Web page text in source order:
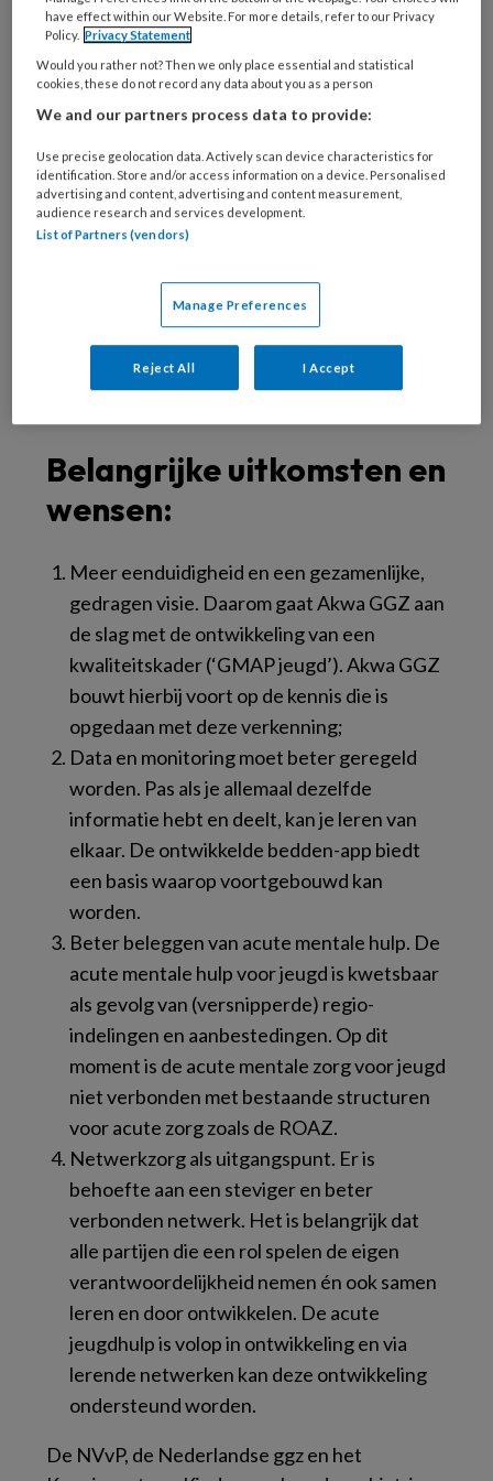
rondom het kind en het gezin, dat is het
Aanbevelingen
Het rapport schetst een kwalitatief beeld van
ervaringen van professionals en
ervaringsdeskundigen over de acute mentale
de jeugd als een professioneel en veerkrachtig
veld, volop in ontwikkeling. Wat het meest
opvalt is het versnipperde veld, waarin regels,
organisatie en financiering per regio en zelfs
Belangrijke uitkomsten en
wensen:
Meer eenduidigheid en een gezamenlijke,
gedragen visie. Daarom gaat Akwa GGZ aan
de slag met de ontwikkeling van een
kwaliteitskader (‘GMAP jeugd’). Akwa GGZ
bouwt hierbij voort op de kennis die is
opgedaan met deze verkenning;
Data en monitoring moet beter geregeld
worden. Pas als je allemaal dezelfde
informatie hebt en deelt, kan je leren van
elkaar. De ontwikkelde bedden-app biedt
een basis waarop voortgebouwd kan
worden.
Beter beleggen van acute mentale hulp. De
acute mentale hulp voor jeugd is kwetsbaar
als gevolg van (versnipperde) regio-
indelingen en aanbestedingen. Op dit
moment is de acute mentale zorg voor jeugd
niet verbonden met bestaande structuren
voor acute zorg zoals de ROAZ.
Netwerkzorg als uitgangspunt. Er is
behoefte aan een steviger en beter
verbonden netwerk. Het is belangrijk dat
alle partijen die een rol spelen de eigen
verantwoordelijkheid nemen én ook samen
leren en door ontwikkelen. De acute
jeugdhulp is volop in ontwikkeling en via
lerende netwerken kan deze ontwikkeling
ondersteund worden.
De NVvP, de Nederlandse ggz en het
have effect within our Website. For more details, refer to our Privacy
Policy. Privacy Statement
Would you rather not? Then we only place essential and statistical
cookies, these do not record any data about you as a person
We and our partners process data to provide:
Use precise geolocation data. Actively scan device characteristics for
identification. Store and/or access information on a device. Personalised
advertising and content, advertising and content measurement,
audience research and services development.
List of Partners (vendors)
Manage Preferences
Reject All I Accept